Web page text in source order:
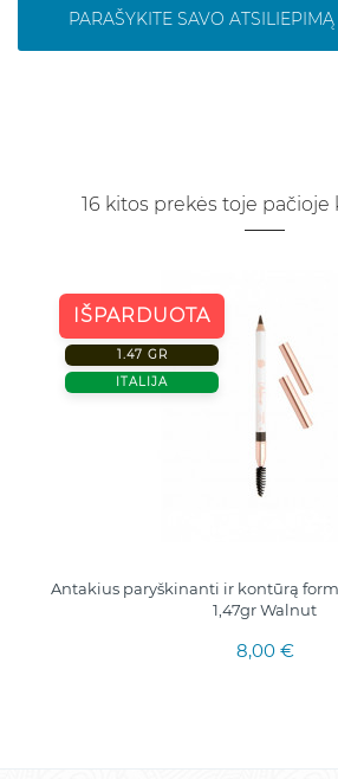
PARAŠYKITE SAVO ATSILIEPIMĄ
16 kitos prekės toje pačioje
IŠPARDUOTA
1.47 GR
ITALIJA
Antakius paryškinanti ir kontūrą
1,47gr Walnut
8,00 €